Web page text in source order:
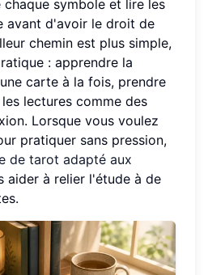
symbole et lire les
avant d'avoir le droit de
chemin est plus simple,
: apprendre la
carte à la fois, prendre
lectures comme des
Lorsque vous voulez
pratiquer sans pression,
de tarot adapté aux
aider à relier l'étude à de